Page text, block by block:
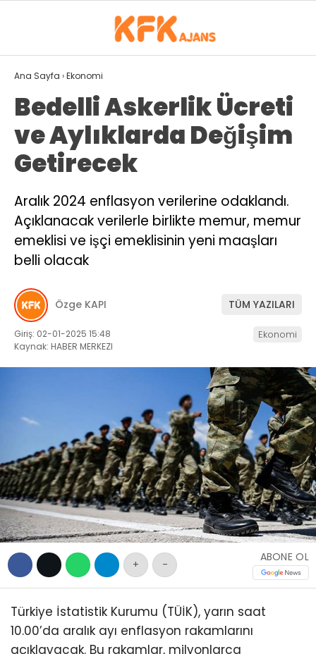
WhatsApp İhbar
Facebook
Instagram
Youtube
25.1
GALERİ VİDEO YAZARLAR
GÜNDEM
SPOR
EKONOMI
SIYASET
MAGAZIN
DÜNYA
EĞITIM
SAĞLIK
İLETIŞIM
Ana Sayfa ›Ekonomi
Bedelli Askerlik Ücreti
ve Aylıklarda Değişim
Getirecek
Aralık 2024 enflasyon verilerine odaklandı.
Açıklanacak verilerle birlikte memur, memur
emeklisi ve işçi emeklisinin yeni maaşları
belli olacak
Özge KAPI TÜM YAZILARI
Giriş: 02-01-2025 15:48
Kaynak: HABER MERKEZI
Ekonomi
+ -
ABONE OL
Türkiye İstatistik Kurumu (TÜİK), yarın saat
10.00’da aralık ayı enflasyon rakamlarını
açıklayacak. Bu rakamlar, milyonlarca